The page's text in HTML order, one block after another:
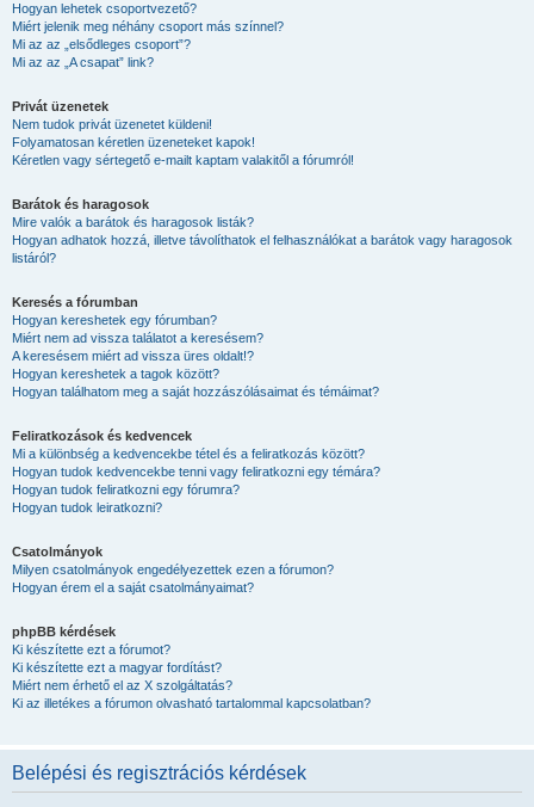
Hogyan lehetek csoportvezető?
Miért jelenik meg néhány csoport más színnel?
Mi az az „elsődleges csoport”?
Mi az az „A csapat” link?
Privát üzenetek
Nem tudok privát üzenetet küldeni!
Folyamatosan kéretlen üzeneteket kapok!
Kéretlen vagy sértegető e-mailt kaptam valakitől a fórumról!
Barátok és haragosok
Mire valók a barátok és haragosok listák?
Hogyan adhatok hozzá, illetve távolíthatok el felhasználókat a barátok vagy haragosok
listáról?
Keresés a fórumban
Hogyan kereshetek egy fórumban?
Miért nem ad vissza találatot a keresésem?
A keresésem miért ad vissza üres oldalt!?
Hogyan kereshetek a tagok között?
Hogyan találhatom meg a saját hozzászólásaimat és témáimat?
Feliratkozások és kedvencek
Mi a különbség a kedvencekbe tétel és a feliratkozás között?
Hogyan tudok kedvencekbe tenni vagy feliratkozni egy témára?
Hogyan tudok feliratkozni egy fórumra?
Hogyan tudok leiratkozni?
Csatolmányok
Milyen csatolmányok engedélyezettek ezen a fórumon?
Hogyan érem el a saját csatolmányaimat?
phpBB kérdések
Ki készítette ezt a fórumot?
Ki készítette ezt a magyar fordítást?
Miért nem érhető el az X szolgáltatás?
Ki az illetékes a fórumon olvasható tartalommal kapcsolatban?
Belépési és regisztrációs kérdések